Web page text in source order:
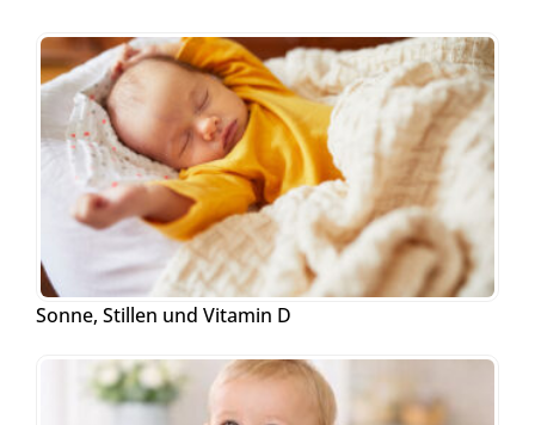
Sonne, Stillen und Vitamin D